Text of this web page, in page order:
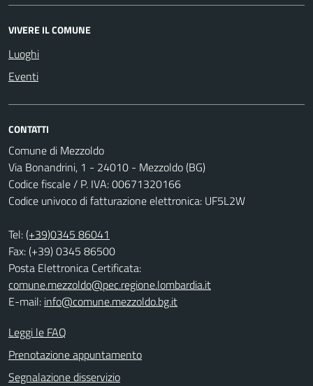
VIVERE IL COMUNE
Luoghi
Eventi
CONTATTI
Comune di Mezzoldo
Via Bonandrini, 1 - 24010 - Mezzoldo (BG)
Codice fiscale / P. IVA: 00671320166
Codice univoco di fatturazione elettronica: UF5L2W
Tel:(+39)0345 86041
Fax: (+39) 0345 86500
Posta Elettronica Certificata:
comune.mezzoldo@pec.regione.lombardia.it
E-mail: info@comune.mezzoldo.bg.it
Leggi le FAQ
Prenotazione appuntamento
Segnalazione disservizio